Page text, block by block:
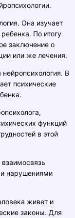
Она изучает
По итогу
заключение о
или же лечения.
В
психические
функций
в этой
взаимосвязь
нарушениями
живет и
законы. Для